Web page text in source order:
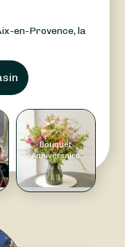
en-Provence, la
Bouquet
Anniversaire